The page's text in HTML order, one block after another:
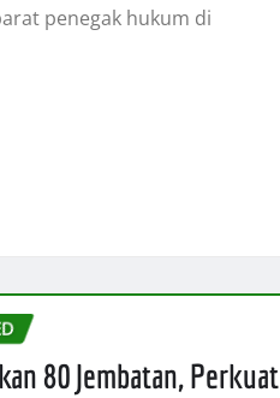
penegak hukum di
80 Jembatan, Perkuat